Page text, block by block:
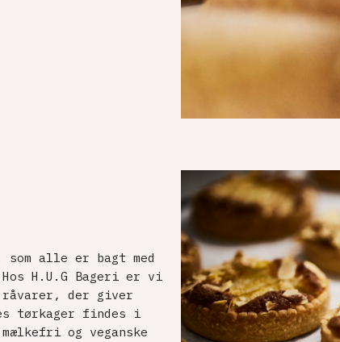
alle er bagt med
H.U.G Bageri er vi
der giver
tørkager findes i
og veganske